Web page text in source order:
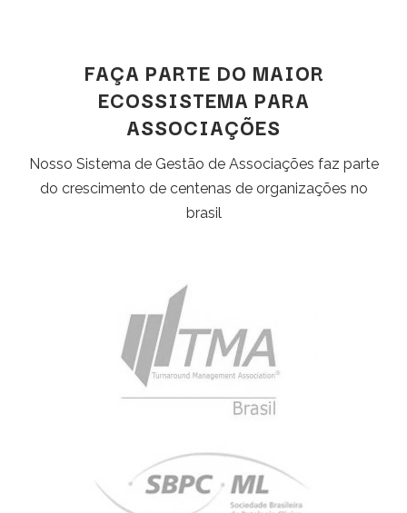
FAÇA PARTE DO MAIOR
ECOSSISTEMA PARA
ASSOCIAÇÕES
Nosso Sistema de Gestão de Associações faz parte
do crescimento de centenas de organizações no
brasil